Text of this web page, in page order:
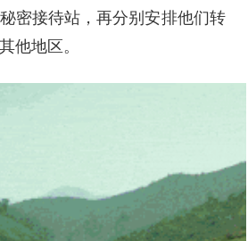
密接待站，再分别安排他们转
他地区。